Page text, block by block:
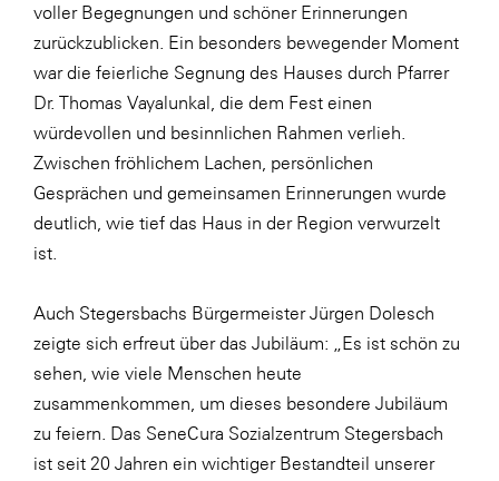
OMV
PAGRO
PHH Rechtsanwält:innen
Salesforce
SERVICE&MORE
SKINUANCE®
Sony DADC
voller Begegnungen und schöner Erinnerungen
zurückzublicken. Ein besonders bewegender Moment
war die feierliche Segnung des Hauses durch Pfarrer
Dr. Thomas Vayalunkal, die dem Fest einen
würdevollen und besinnlichen Rahmen verlieh.
Zwischen fröhlichem Lachen, persönlichen
Gesprächen und gemeinsamen Erinnerungen wurde
deutlich, wie tief das Haus in der Region verwurzelt
ist.
Auch Stegersbachs Bürgermeister Jürgen Dolesch
zeigte sich erfreut über das Jubiläum: „Es ist schön zu
sehen, wie viele Menschen heute
zusammenkommen, um dieses besondere Jubiläum
zu feiern. Das SeneCura Sozialzentrum Stegersbach
ist seit 20 Jahren ein wichtiger Bestandteil unserer